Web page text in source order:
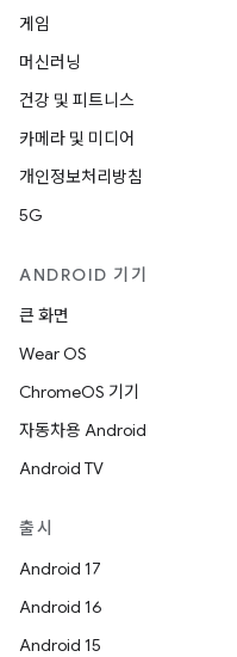
게임
머신러닝
건강 및 피트니스
카메라 및 미디어
개인정보처리방침
5G
ANDROID 기기
큰 화면
Wear OS
ChromeOS 기기
자동차용 Android
Android TV
출시
Android 17
Android 16
Android 15